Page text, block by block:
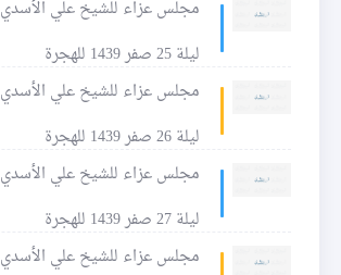
مجلس عزاء للشيخ علي الأسدي
ليلة 25 صفر 1439 للهجرة
مجلس عزاء للشيخ علي الأسدي
ليلة 26 صفر 1439 للهجرة
مجلس عزاء للشيخ علي الأسدي
ليلة 27 صفر 1439 للهجرة
مجلس عزاء للشيخ علي الأسدي